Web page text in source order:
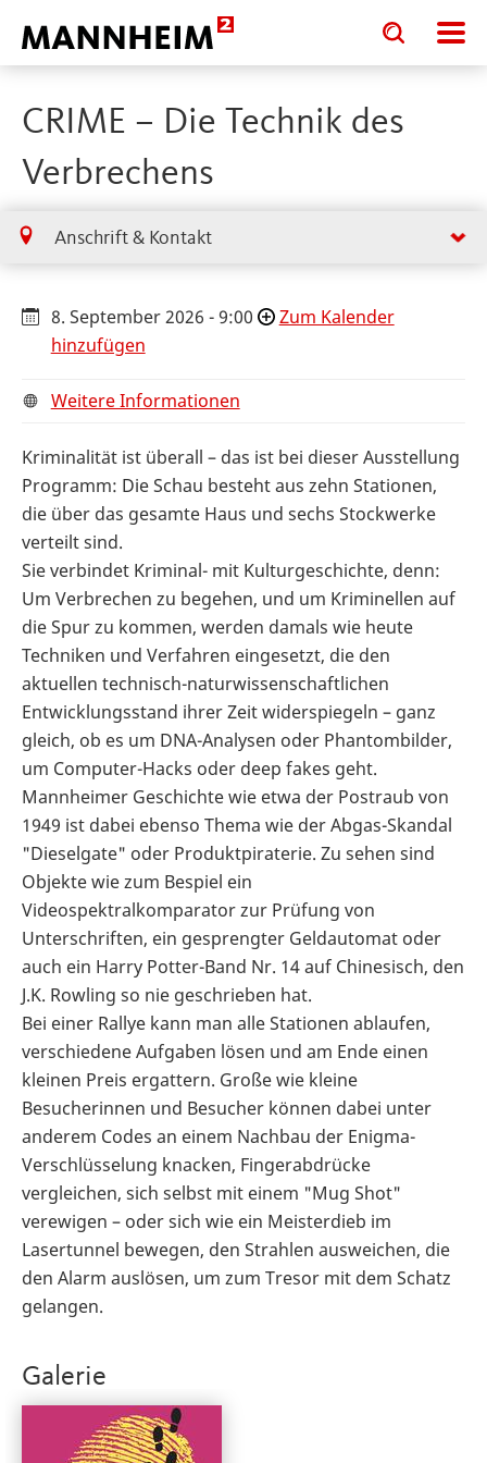
Toggle
search
input
Toggle
search
input
CRIME – Die Technik des
Verbrechens
Anschrift & Kontakt
8. September 2026 - 9:00
Zum Kalender
hinzufügen
Weitere Informationen
Kriminalität ist überall – das ist bei dieser Ausstellung
Programm: Die Schau besteht aus zehn Stationen,
die über das gesamte Haus und sechs Stockwerke
verteilt sind.
Sie verbindet Kriminal- mit Kulturgeschichte, denn:
Um Verbrechen zu begehen, und um Kriminellen auf
die Spur zu kommen, werden damals wie heute
Techniken und Verfahren eingesetzt, die den
aktuellen technisch-naturwissenschaftlichen
Entwicklungsstand ihrer Zeit widerspiegeln – ganz
gleich, ob es um DNA-Analysen oder Phantombilder,
um Computer-Hacks oder deep fakes geht.
Mannheimer Geschichte wie etwa der Postraub von
1949 ist dabei ebenso Thema wie der Abgas-Skandal
"Dieselgate" oder Produktpiraterie. Zu sehen sind
Objekte wie zum Bespiel ein
Videospektralkomparator zur Prüfung von
Unterschriften, ein gesprengter Geldautomat oder
auch ein Harry Potter-Band Nr. 14 auf Chinesisch, den
J.K. Rowling so nie geschrieben hat.
Bei einer Rallye kann man alle Stationen ablaufen,
verschiedene Aufgaben lösen und am Ende einen
kleinen Preis ergattern. Große wie kleine
Besucherinnen und Besucher können dabei unter
anderem Codes an einem Nachbau der Enigma-
Verschlüsselung knacken, Fingerabdrücke
vergleichen, sich selbst mit einem "Mug Shot"
verewigen – oder sich wie ein Meisterdieb im
Lasertunnel bewegen, den Strahlen ausweichen, die
den Alarm auslösen, um zum Tresor mit dem Schatz
gelangen.
Galerie